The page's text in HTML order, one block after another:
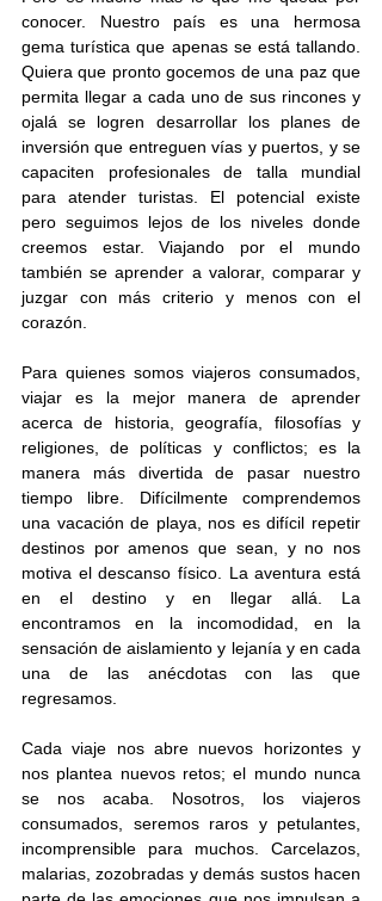
conocer. Nuestro país es una hermosa
gema turística que apenas se está tallando.
Quiera que pronto gocemos de una paz que
permita llegar a cada uno de sus rincones y
ojalá se logren desarrollar los planes de
inversión que entreguen vías y puertos, y se
capaciten profesionales de talla mundial
para atender turistas. El potencial existe
pero seguimos lejos de los niveles donde
creemos estar. Viajando por el mundo
también se aprender a valorar, comparar y
juzgar con más criterio y menos con el
corazón.
Para quienes somos viajeros consumados,
viajar es la mejor manera de aprender
acerca de historia, geografía, filosofías y
religiones, de políticas y conflictos; es la
manera más divertida de pasar nuestro
tiempo libre. Difícilmente comprendemos
una vacación de playa, nos es difícil repetir
destinos por amenos que sean, y no nos
motiva el descanso físico. La aventura está
en el destino y en llegar allá. La
encontramos en la incomodidad, en la
sensación de aislamiento y lejanía y en cada
una de las anécdotas con las que
regresamos.
Cada viaje nos abre nuevos horizontes y
nos plantea nuevos retos; el mundo nunca
se nos acaba. Nosotros, los viajeros
consumados, seremos raros y petulantes,
incomprensible para muchos. Carcelazos,
malarias, zozobradas y demás sustos hacen